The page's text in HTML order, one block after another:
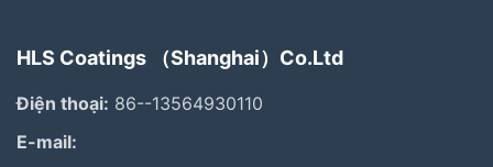
HLS Coatings （Shanghai）Co.Ltd
Điện thoại: 86--13564930110
E-mail: